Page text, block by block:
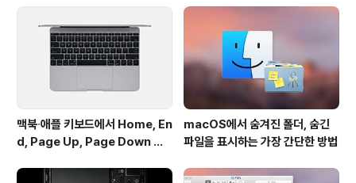
이를 자유롭게 조절하거나 피벗 기능 등을 사용할 수 있었
습니다. * 위 이미지: 구 아이맥 모델에 VESA 마운티 킷을
달아 벽에 거치한 모습하지만 애플 2012 아이맥부터 스탠
맥북∙애플 키보드에서 Home, En
d, Page Up, Page Down 키
macOS에서 숨겨진 폴더, 숨긴
파일을 표시하는 가장 간단한 방법